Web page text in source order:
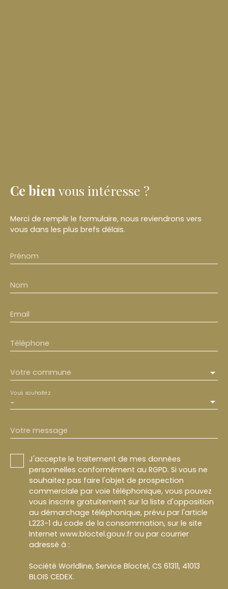
Ce bien vous intéresse ?
Merci de remplir le formulaire, nous reviendrons vers
vous dans les plus brefs délais.
Prénom
Nom
Email
Téléphone
Votre commune
-
Vous souhaitez
Votre message
J'accepte le traitement de mes données
personnelles conformément au RGPD. Si vous ne
souhaitez pas faire l'objet de prospection
commerciale par voie téléphonique, vous pouvez
vous inscrire gratuitement sur la liste d'opposition
au démarchage téléphonique, prévu par l'article
L223-1 du code de la consommation, sur le site
Internet www.bloctel.gouv.fr ou par courrier
adressé à :
Société Worldline, Service Bloctel, CS 61311, 41013
BLOIS CEDEX.